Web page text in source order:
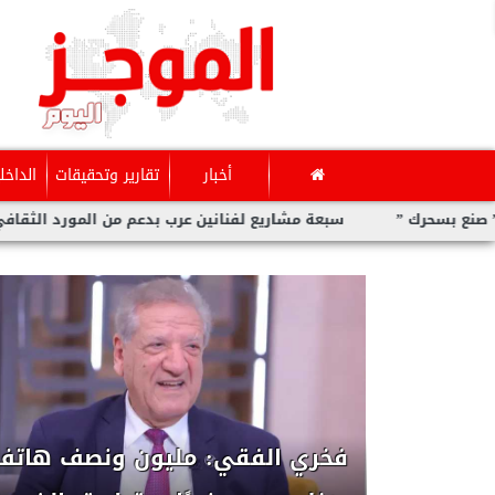
أخبار تقارير وتحقيقات
سبعة مشاريع لفنانين عرب بدعم من المورد الثقافي في ”صنع